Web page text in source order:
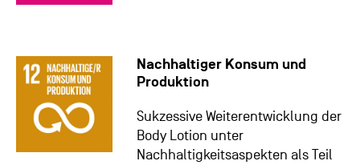
Nachhaltiger Konsum und
Produktion
Sukzessive Weiterentwicklung der
Body Lotion unter
Nachhaltigkeitsaspekten als Teil